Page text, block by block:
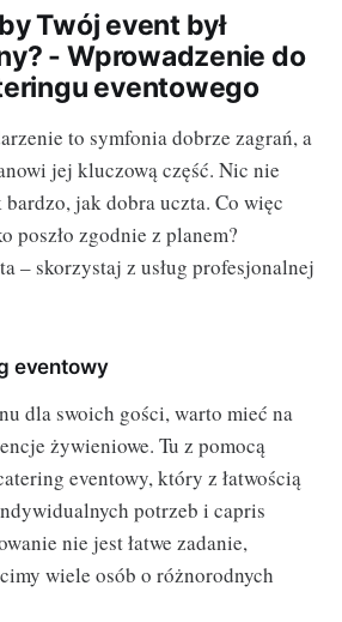
Twój event był
- Wprowadzenie do
eventowego
to symfonia dobrze zagrań, a
jej kluczową część. Nic nie
jak dobra uczta. Co więc
poszło zgodnie z planem?
– skorzystaj z usług profesjonalnej
eventowy
dla swoich gości, warto mieć na
żywieniowe. Tu z pomocą
eventowy, który z łatwością
potrzeb i capris
nie jest łatwe zadanie,
wiele osób o różnorodnych